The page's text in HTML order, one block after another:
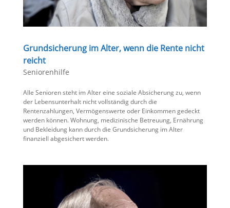
Grundsicherung im Alter, wenn die Rente nicht
reicht
Seniorenhilfe
Alle Senioren steht im Alter eine soziale Absicherung zu, wenn
der Lebensunterhalt nicht vollständig durch die
Rentenzahlungen, Vermögenswerte oder Einkommen gedeckt
werden können. Wohnung, medizinische Betreuung, Ernährung
und Bekleidung kann durch die Grundsicherung im Alter
finanziell abgesichert werden.